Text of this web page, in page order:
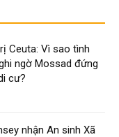
Ceuta: Vì sao tình
ngờ Mossad đứng
cư?
nhận An sinh Xã